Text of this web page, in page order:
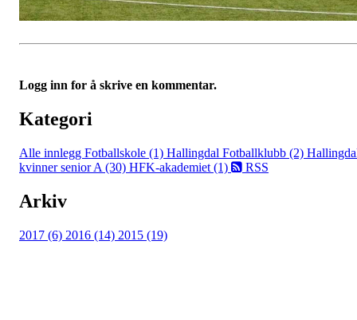
Logg inn for å skrive en kommentar.
Kategori
Alle innlegg Fotballskole (1) Hallingdal Fotballklubb (2)
kvinner senior A (30) HFK-akademiet (1) RSS
Arkiv
2017 (6) 2016 (14) 2015 (19)